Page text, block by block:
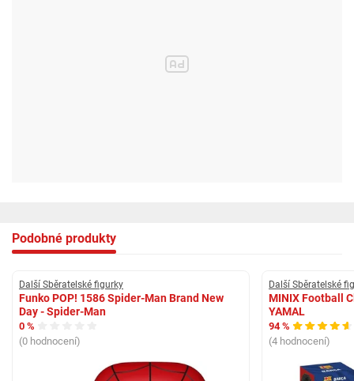
Podobné produkty
Další Sběratelské figurky
Funko POP! 1586 Spider-Man Brand New
Day - Spider-Man
0 %
(0 hodnocení)
Další Sběratelské
MINIX Football
YAMAL
94 %
(4 hodnocení)